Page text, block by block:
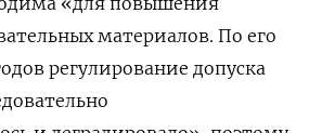
материалов. По его
регулирование допуска